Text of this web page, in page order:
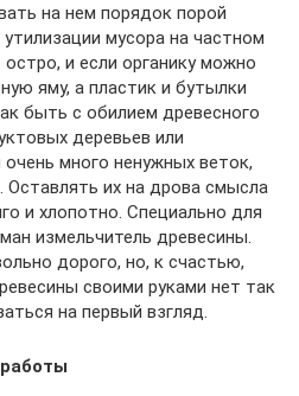
на нем порядок порой
мусора на частном
и если органику можно
яму, а пластик и бутылки
быть с обилием древесного
деревьев или
много ненужных веток,
Оставлять их на дрова смысла
и хлопотно. Специально для
измельчитель древесины.
дорого, но, к счастью,
своими руками нет так
на первый взгляд.